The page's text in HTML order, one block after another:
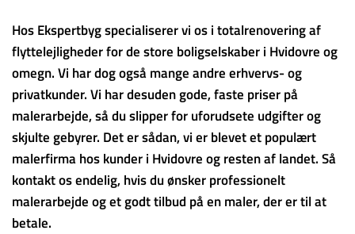
Hos Ekspertbyg specialiserer vi os i totalrenovering af
flyttelejligheder for de store boligselskaber i Hvidovre og
omegn. Vi har dog også mange andre erhvervs- og
privatkunder. Vi har desuden gode, faste priser på
malerarbejde, så du slipper for uforudsete udgifter og
skjulte gebyrer. Det er sådan, vi er blevet et populært
malerfirma hos kunder i Hvidovre og resten af landet. Så
kontakt os endelig, hvis du ønsker professionelt
malerarbejde og et godt tilbud på en maler, der er til at
betale.